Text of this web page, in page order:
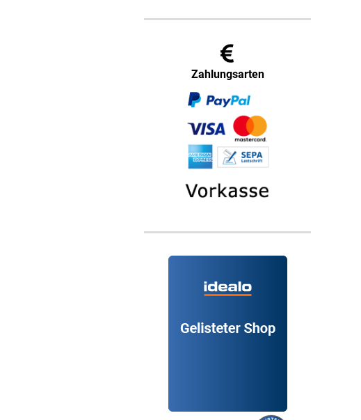
Zahlungsarten